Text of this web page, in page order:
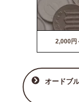
2,000円
オードブ